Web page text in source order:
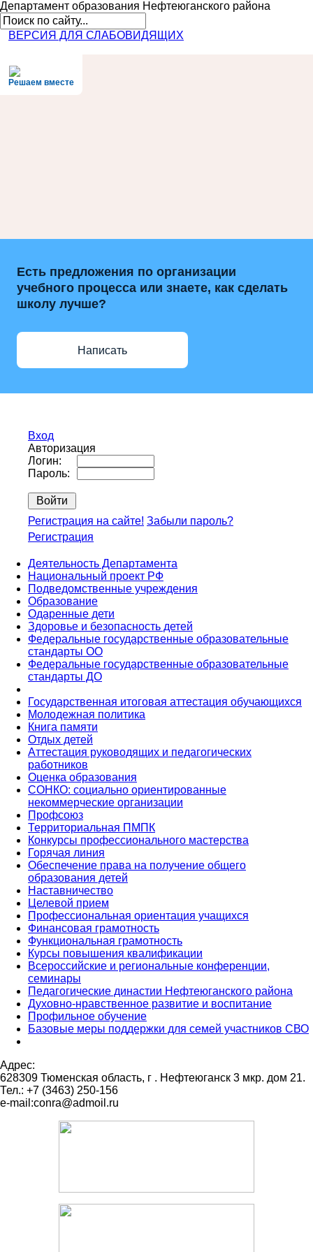
Департамент образования Нефтеюганского района
ВЕРСИЯ ДЛЯ СЛАБОВИДЯЩИХ
Решаем вместе
Есть предложения по организации
учебного процесса или знаете, как сделать
школу лучше?
Написать
Вход
Авторизация
Логин:
Пароль:
Регистрация на сайте! Забыли пароль?
Регистрация
Деятельность Департамента
Национальный проект РФ
Подведомственные учреждения
Образование
Одаренные дети
Здоровье и безопасность детей
Федеральные государственные образовательные
стандарты ОО
Федеральные государственные образовательные
стандарты ДО
Государственная итоговая аттестация обучающихся
Молодежная политика
Книга памяти
Отдых детей
Аттестация руководящих и педагогических
работников
Оценка образования
СОНКО: социально ориентированные
некоммерческие организации
Профсоюз
Территориальная ПМПК
Конкурсы профессионального мастерства
Горячая линия
Обеспечение права на получение общего
образования детей
Наставничество
Целевой прием
Профессиональная ориентация учащихся
Финансовая грамотность
Функциональная грамотность
Курсы повышения квалификации
Всероссийские и региональные конференции,
семинары
Педагогические династии Нефтеюганского района
Духовно-нравственное развитие и воспитание
Профильное обучение
Базовые меры поддержки для семей участников СВО
Адрес:
628309 Тюменская область, г . Нефтеюганск 3 мкр. дом 21.
Тел.: +7 (3463) 250-156
e-mail:conra@admoil.ru